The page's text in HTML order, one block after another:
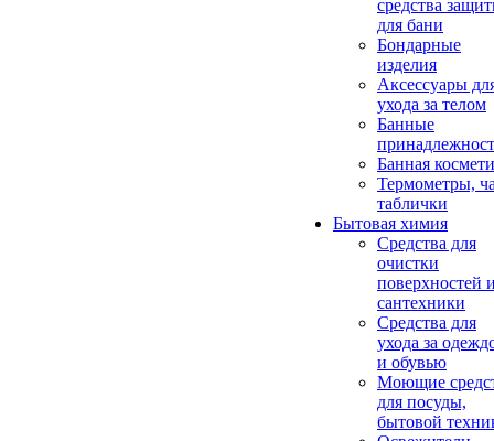
средства
для бани
Бондарные
изделия
Аксеcсуары
ухода за телом
Банные
Банная
Термометры,
таблички
Бытовая химия
Средства для
очистки
поверхностей
сантехники
Средства для
ухода за
и обувью
Моющие
для посуды,
бытовой